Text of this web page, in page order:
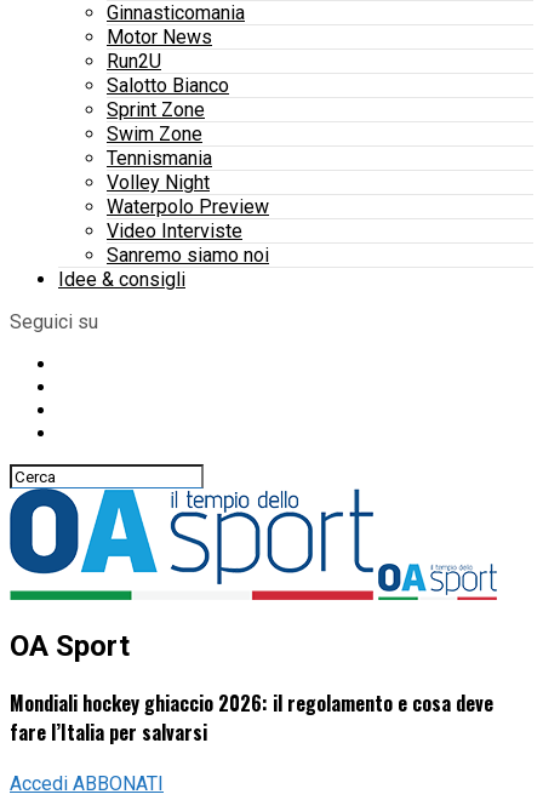
Ginnasticomania
Motor News
Run2U
Salotto Bianco
Sprint Zone
Swim Zone
Tennismania
Volley Night
Waterpolo Preview
Video Interviste
Sanremo siamo noi
Idee & consigli
Seguici su
OA Sport
Mondiali hockey ghiaccio 2026: il regolamento e cosa deve
fare l’Italia per salvarsi
Accedi ABBONATI